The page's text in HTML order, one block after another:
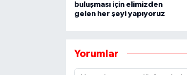
buluşması için elimizden
gelen her şeyi yapıyoruz
Yorumlar